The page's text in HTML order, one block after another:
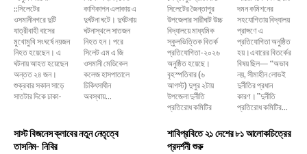
::সিলেটের
ওসমানীনগরে দুটি
যাত্রীবাহী বাসের
মুখোমুখি সংঘর্ষে নয়জন
নিহত হয়েছেন। এ
ঘটনায় আহত হয়েছেন
অন্তত ২৪ জন।
শুক্রবার সকাল সাড়ে
সাতটার দিকে ঢাকা-
কাশিকাপন এলাকায় এ
দুর্ঘটনা ঘটে। দুর্ঘটনায়
ঘটনাস্থলে সাতজন
নিহত হন। পরে
সিলেট এম এ জি
ওসমানী মেডিকেল
কলেজ হাসপাতালে
চিকিৎসাধীন
অবস্থায়...
সিলেটের জৈন্তাপুর
উপজেলার সারীঘাট উচ্চ
বিদ্যালয়ে মাধ্যমিক
স্কুলভিত্তিক বিতর্ক
প্রতিযোগিতা-২০২৬
অনুষ্ঠিত হয়েছে।
বৃহস্পতিবার (৬
আগস্ট) দুপুর ২টায়
উপজেলা দুর্নীতি
প্রতিরোধ কমিটির
দমন কমিশনের
সহযোগিতায় বিদ্যালয়
প্রাঙ্গণে এ
প্রতিযোগিতা অনুষ্ঠিত
হয়।এবারের বিতর্কের
বিষয় ছিল— “অভাব
নয়, সীমাহীন লোভই
দুর্নীতির প্রধান
কারণ।”দুর্নীতি
প্রতিরোধ কমিটির...
সাস্ট বিজনেস ক্লাবের নতুন নেতৃত্বে
তাসনিম- নিবির
শাবিপ্রবিতে ২১ দেশের ৮১ আলোকচিত্রের
প্রদর্শনী শুরু